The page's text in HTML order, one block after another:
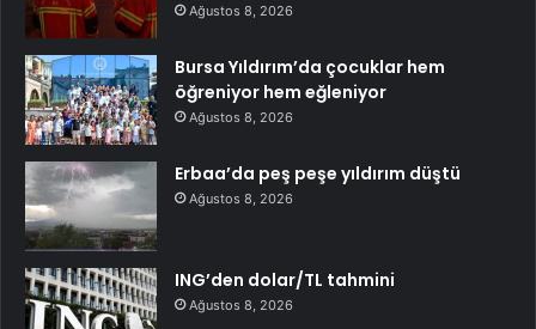
Ağustos 8, 2026
Bursa Yıldırım’da çocuklar hem
öğreniyor hem eğleniyor
Ağustos 8, 2026
Erbaa’da peş peşe yıldırım düştü
Ağustos 8, 2026
ING’den dolar/TL tahmini
Ağustos 8, 2026